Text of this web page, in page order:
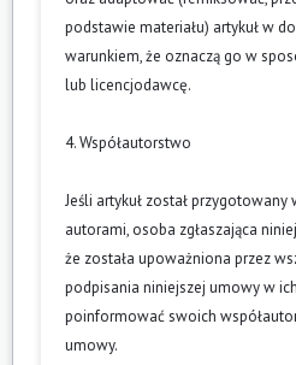
podstawie materiału) artykuł w
warunkiem, że oznaczą go w
lub licencjodawcę.
4. Współautorstwo
Jeśli artykuł został
autorami, osoba zgłaszająca
że została upoważniona przez
podpisania niniejszej umowy w
poinformować swoich
umowy.